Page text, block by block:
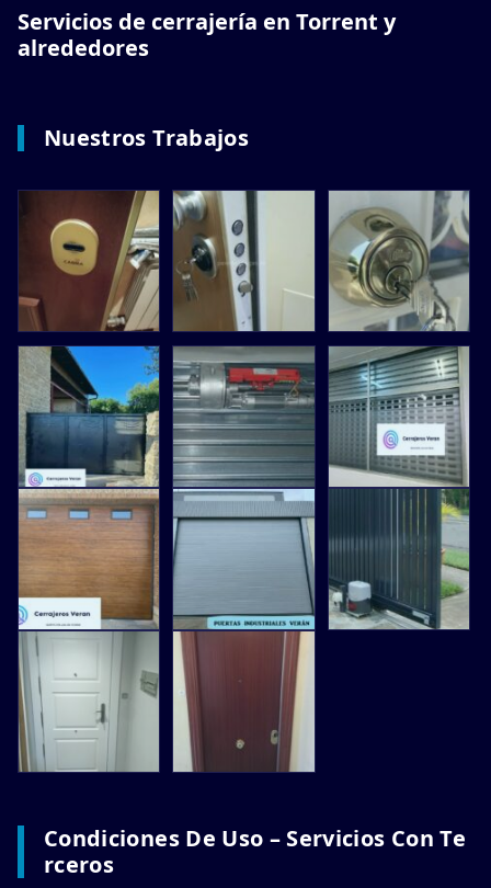
Servicios de cerrajería en Torrent y
alrededores
Nuestros Trabajos
Condiciones De Uso – Servicios Con Te
Rceros